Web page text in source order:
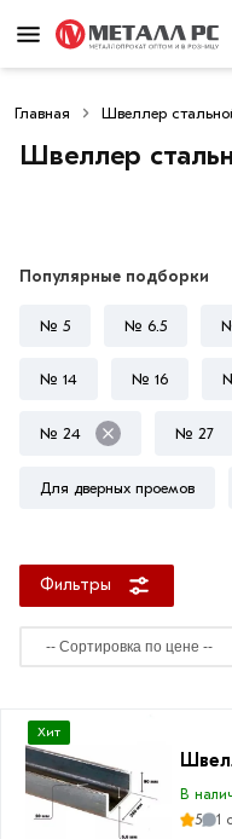
Главная Швеллер
Швеллер
Популярные подборки
№ 5 № 6.5
№ 14 № 16
№ 24 № 27
Для дверных проемов
Фильтры
Фильтры
×
Со
скидкой
руб.
стенки
мм
24
У
24
П
Хит
В
5
1